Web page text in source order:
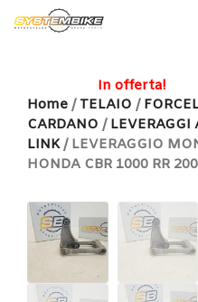
Home
Shop Moto
Shop Ricambi
Note Generali
Carrello
Home / TELAIO /
CARDANO / LEVERAGGI
LINK/ LEVERAGGIO
HONDA CBR 1000 RR
In offerta!